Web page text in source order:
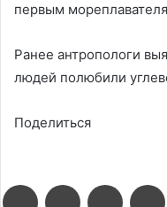
первым
Ранее антропологи
людей полюбили
Поделиться
FacebookTwitter LinkedIn